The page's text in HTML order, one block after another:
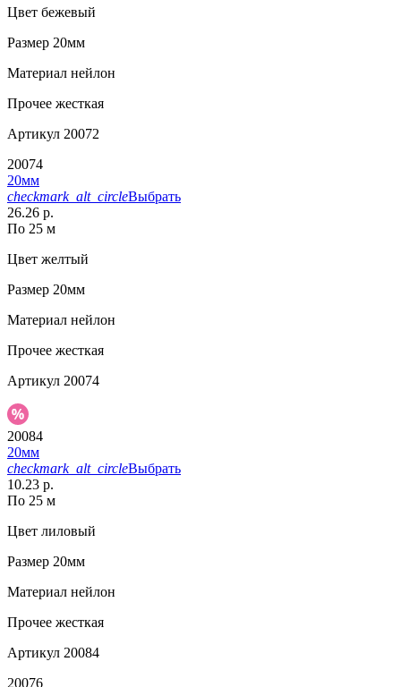
Цвет бежевый
Размер 20мм
Материал нейлон
Прочее жесткая
Артикул 20072
20074
20мм
checkmark_alt_circleВыбрать
26.26 р.
По 25 м
Цвет желтый
Размер 20мм
Материал нейлон
Прочее жесткая
Артикул 20074
20084
20мм
checkmark_alt_circleВыбрать
10.23 р.
По 25 м
Цвет лиловый
Размер 20мм
Материал нейлон
Прочее жесткая
Артикул 20084
20076